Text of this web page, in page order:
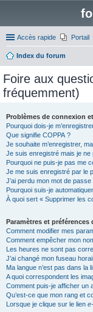
Accès rapide Portail
Index du forum
Foire aux
fréquemment)
Problèmes de connexion
Pourquoi dois-je
Que signifie COPPA ?
Je souhaite m’enregistrer,
Je suis enregistré mais je
Pourquoi ne puis-je pas me
Je me suis enregistré par le
J’ai perdu mon mot de passe
Pourquoi suis-je
À quoi sert « Supprimer les
Paramètres et préférences
Comment modifier mes
Comment empêcher mon
Les heures ne sont pas
J’ai changé mon fuseau
Ma langue n’est pas dans la
A quoi correspondent les
Comment puis-je afficher un
Qu’est-ce que mon rang et
Lorsque je clique sur le lien